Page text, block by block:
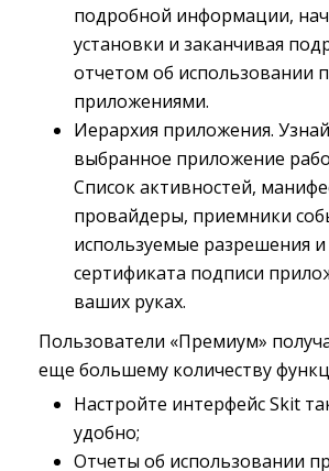
подробной информации,
установки и заканчивая
отчетом об использовании
приложениями.
Иерархия приложения.
выбранное приложение
Список активностей,
провайдеры, приемники
используемые разрешения
сертификата подписи
ваших руках.
Пользователи «Премиум»
еще большему количеству
Настройте интерфейс Skit
удобно;
Отчеты об использовании